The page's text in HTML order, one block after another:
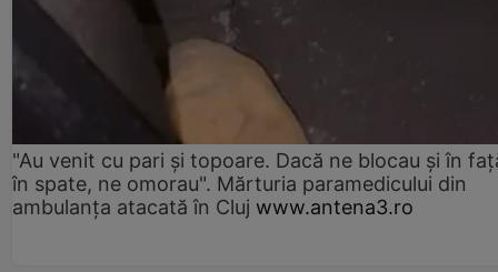
"Au venit cu pari și topoare. Dacă ne blocau şi în
în spate, ne omorau". Mărturia paramedicului din
ambulanţa atacată în Cluj www.antena3.ro